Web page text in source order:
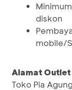
diskon
mobile/
Alamat Outlet
Toko Pia